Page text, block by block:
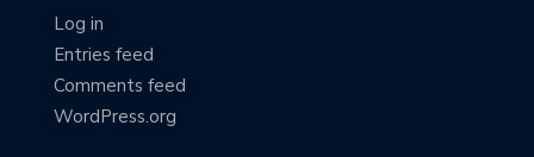
Log in
Entries feed
Comments feed
WordPress.org